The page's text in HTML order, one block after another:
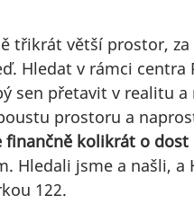
třikrát větší prostor,
Hledat v rámci centra
sen přetavit v realitu
prostoru a
kolikrát o
Hledali jsme a našli, a
122.